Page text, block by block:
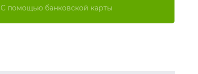
С помощью банковской карты